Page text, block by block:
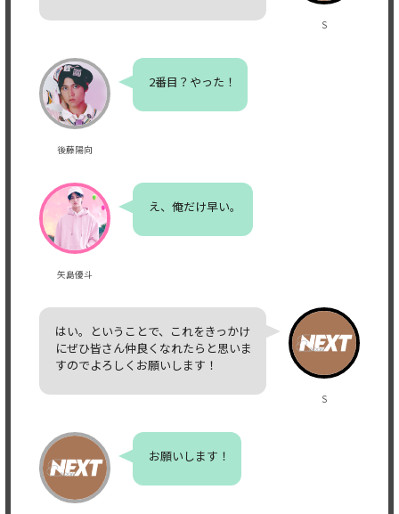
S
後藤陽向
2番目？やった！
矢島優斗
え、俺だけ早い。
S
はい。ということで、これをきっかけ
にぜひ皆さん仲良くなれたらと思いま
すのでよろしくお願いします！
お願いします！